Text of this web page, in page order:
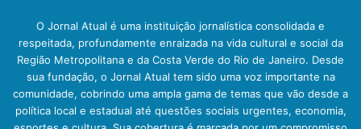
O Jornal Atual é uma instituição jornalística consolidada e
respeitada, profundamente enraizada na vida cultural e social da
Região Metropolitana e da Costa Verde do Rio de Janeiro. Desde
sua fundação, o Jornal Atual tem sido uma voz importante na
comunidade, cobrindo uma ampla gama de temas que vão desde a
política local e estadual até questões sociais urgentes, economia,